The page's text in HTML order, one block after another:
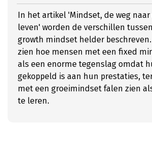
In het artikel 'Mindset, de weg naar
leven' worden de verschillen
growth mindset helder
zien hoe mensen met een fixed
als een enorme tegenslag omdat
gekoppeld is aan hun prestaties,
met een groeimindset falen zien
te leren.